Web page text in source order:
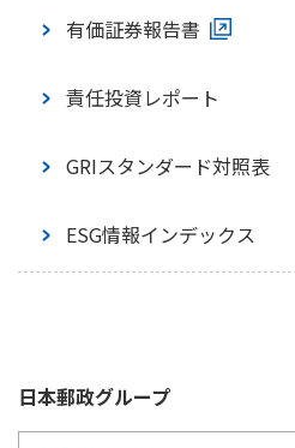
災害時の特別な取扱い
サプライチェーン・マネジ
営業社員・募集代理店への
アセットオーナー・プリ
み
有価証券報告書
責任投資レポート
GRIスタンダード対照表
ESG情報インデックス
日本郵政グループ